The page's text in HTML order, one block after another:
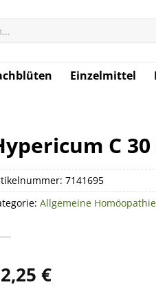
Einzelmittel
C
€
7141695
Allgemeine Homöopathie